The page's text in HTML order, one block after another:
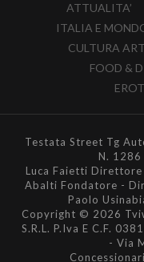
ATTUALITA’
ITALIA E
CULTURA
FOOD &
Testata Street Tg
N.
Luca Faietti
Abalti Fondatore -
Paolo
Copyright © 2026
S.R.L. P.Iva E C.F.
- Via